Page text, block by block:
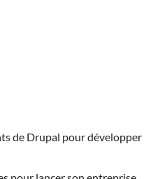
de Drupal pour développer